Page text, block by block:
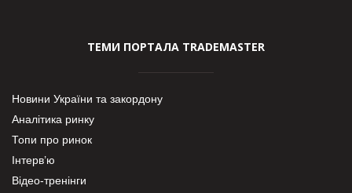
ТЕМИ ПОРТАЛА TRADEMASTER
Новини України та закордону
Аналітика ринку
Топи про ринок
Інтерв’ю
Відео-тренінги